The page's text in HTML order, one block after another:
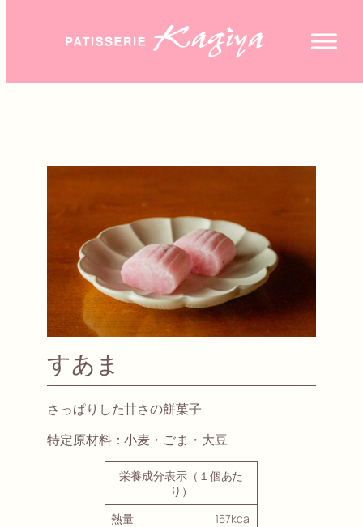
すあま
さっぱりした甘さの餅菓子
特定原材料：小麦・ごま・大豆
栄養成分表示（１個あた
り）
熱量
157kcal